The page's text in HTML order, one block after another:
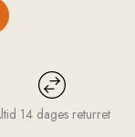
14 dages returret